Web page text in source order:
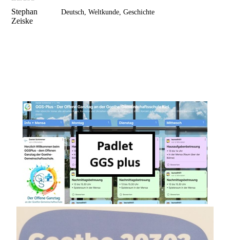
Stephan
Zeiske
Deutsch, Weltkunde, Geschichte